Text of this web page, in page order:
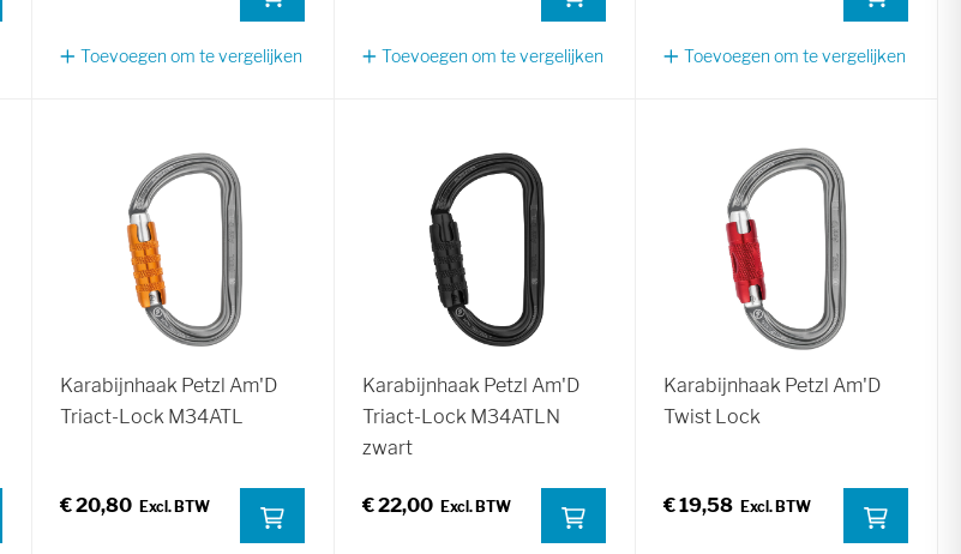
Toevoegen om te vergelijken Toevoegen om te vergelijken Toevoegen om te vergelijken
Karabijnhaak Petzl Am'D
Triact-Lock M34ATL
€ 20,80
Karabijnhaak Petzl Am'D
Triact-Lock M34ATLN
zwart
€ 22,00
Karabijnhaak Petzl Am'D
Twist Lock
€ 19,58